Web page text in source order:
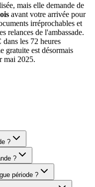
mais elle demande de
avant votre arrivée pour
irréprochables et
relances de l'ambassade.
les 72 heures
gratuite est désormais
mai 2025.
?
?
période ?